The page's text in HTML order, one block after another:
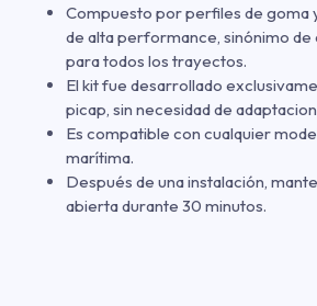
Compuesto por perfiles de goma
de alta performance, sinónimo de
para todos los trayectos.
El kit fue desarrollado
picap, sin necesidad de
Es compatible con cualquier
marítima.
Después de una instalación,
abierta durante 30 minutos.